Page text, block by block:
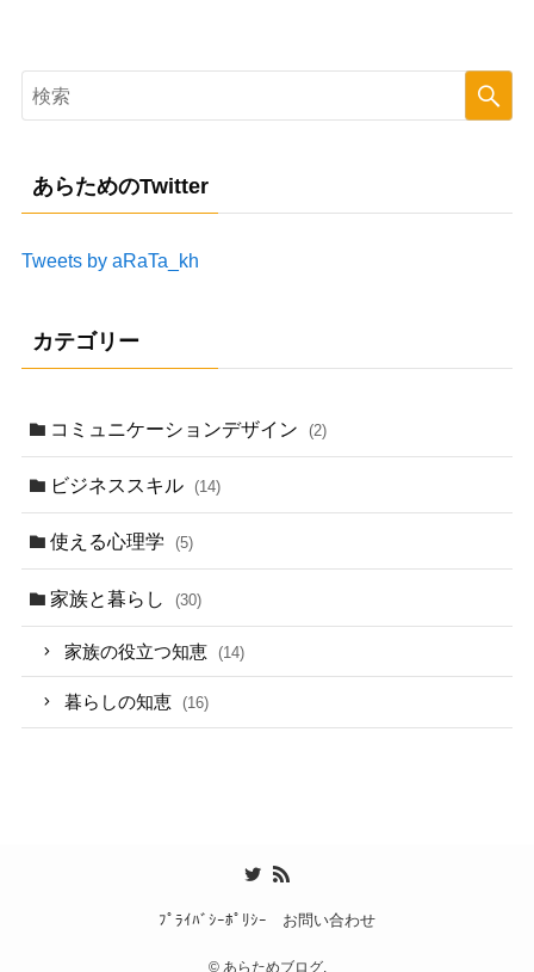
あらためのTwitter
Tweets by aRaTa_kh
カテゴリー
コミュニケーションデザイン (2)
ビジネススキル (14)
使える心理学 (5)
家族と暮らし (30)
家族の役立つ知恵 (14)
暮らしの知恵 (16)
ﾌﾟﾗｲﾊﾞｼｰﾎﾟﾘｼｰ お問い合わせ
©あらためブログ.